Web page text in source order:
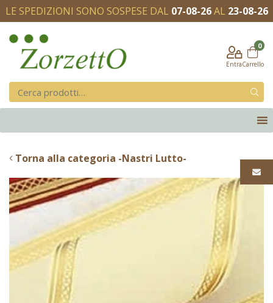
LE SPEDIZIONI SONO SOSPESE DAL 07-08-26AL 23-08-26
Entra
0
Carrello
Torna alla categoria -Nastri Lutto-